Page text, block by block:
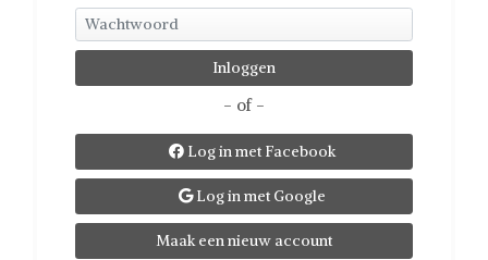
- of -
Log in met Facebook
Log in met Google
Maak een nieuw account